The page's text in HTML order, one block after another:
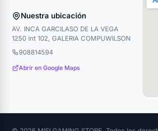
Nuestra ubicación
AV. INCA GARCILASO DE LA VEGA
1250 int 102, GALERIA COMPUWILSON
908814594
Abrir en Google Maps